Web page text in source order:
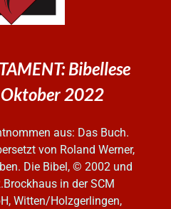
Bibellese
2022
aus: Das Buch.
von Roland Werner,
Die Bibel, © 2002 und
in der SCM
Witten/Holzgerlingen,